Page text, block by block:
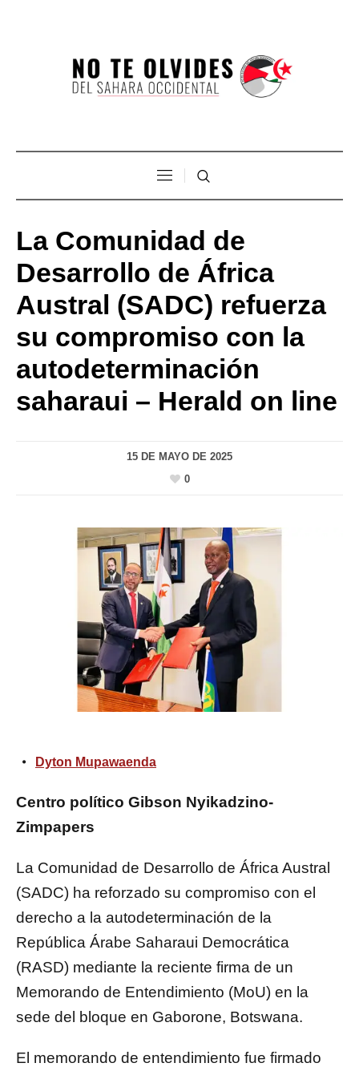
La Comunidad de
Desarrollo de África
Austral (SADC) refuerza
su compromiso con la
autodeterminación
saharaui – Herald on line
15 DE MAYO DE 2025
0
Dyton Mupawaenda
Centro político Gibson Nyikadzino-
Zimpapers
La Comunidad de Desarrollo de África Austral
(SADC) ha reforzado su compromiso con el
derecho a la autodeterminación de la
República Árabe Saharaui Democrática
(RASD) mediante la reciente firma de un
Memorando de Entendimiento (MoU) en la
sede del bloque en Gaborone, Botswana.
El memorando de entendimiento fue firmado